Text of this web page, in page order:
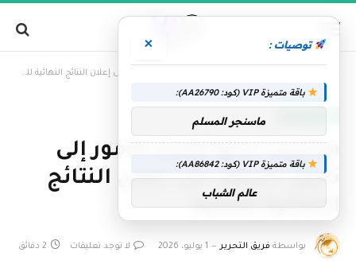
مدارس تدعو أولياء الأمور إلى تأجيل السفر حتى إعلان النتائج النهائية للطلبة
مدارس تدعو أولياء الأمور إلى
تأجيل السفر حتى إعلان النتائج
النهائية للطلبة
بواسطة فريق التحرير 1 يوليو، 2026 لا توجد تعليقات 2 دقائق
توصيات : ×
باقة متميزة VIP (كود: AA26790):
ماسنجر المسلم
باقة متميزة VIP (كود: AA86842):
عالم الشباب